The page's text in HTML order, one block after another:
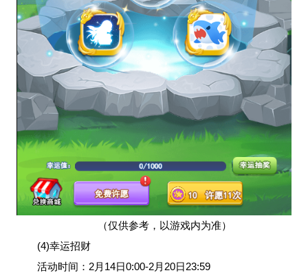
（仅供参考，以游戏内为准）
(4)幸运招财
活动时间：2月14日0:00-2月20日23:59